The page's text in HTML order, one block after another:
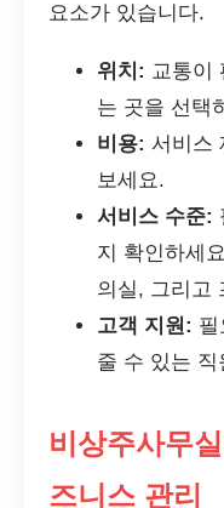
요소가 있습니다.
위치: 교통이
는 곳을 선택
비용: 서비스
보세요.
서비스 수준:
지 확인하세
의실, 그리고
고객 지원:
줄 수 있는
비상주사무
즈니스 관리